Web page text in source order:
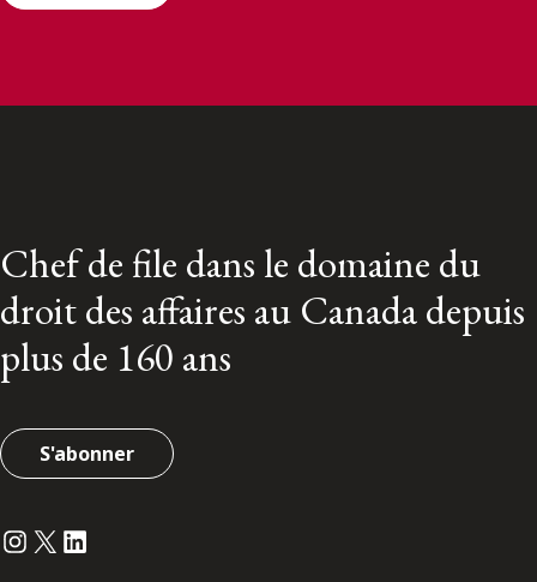
Chef de file dans le domaine du
droit des affaires au Canada depuis
plus de 160 ans
S'abonner
Instagram
Twitter
LinkedIn